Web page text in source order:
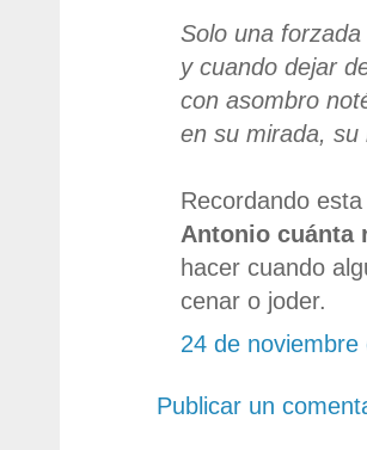
Solo una
y cuando dejar
con asombro
en su mirada,
Recordando
Antonio cuánta
hacer cuando
cenar o joder.
24 de
Publicar un